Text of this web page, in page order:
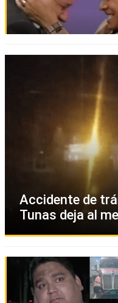
Accidente de
Tunas deja al